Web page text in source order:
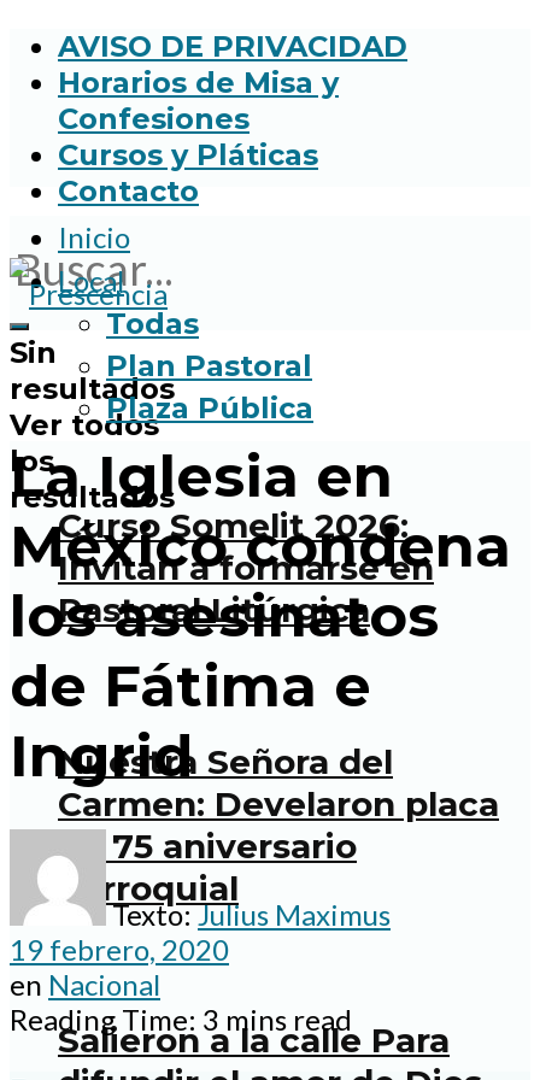
AVISO DE PRIVACIDAD
Horarios de Misa y
Confesiones
Cursos y Pláticas
Contacto
Sin
resultados
Ver todos
los
resultados
Inicio
Local
Todas
Plan Pastoral
Plaza Pública
Curso Somelit 2026:
Invitan a formarse en
Pastoral Litúrgica
Nuestra Señora del
Carmen: Develaron placa
de 75 aniversario
parroquial
Salieron a la calle Para
La Iglesia en
México condena
los asesinatos
de Fátima e
Ingrid
Texto:Julius Maximus
19 febrero, 2020
en Nacional
Reading Time: 3 mins read